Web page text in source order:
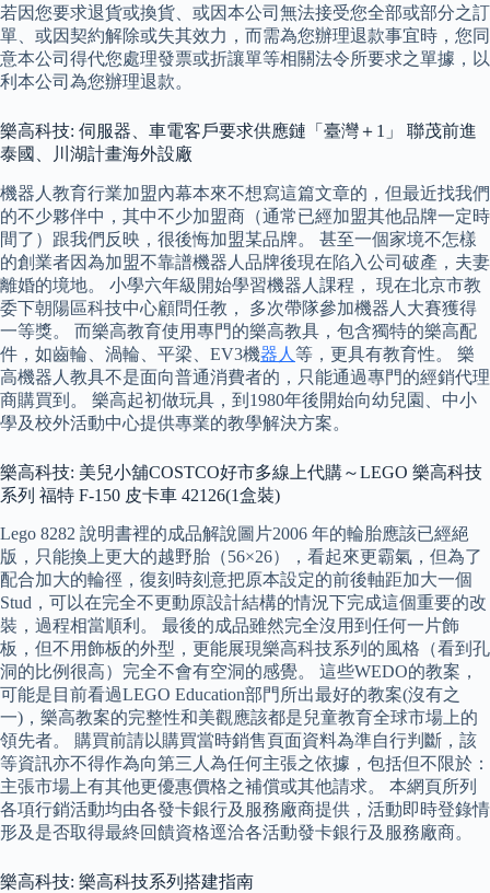
若因您要求退貨或換貨、或因本公司無法接受您全部或部分之訂
單、或因契約解除或失其效力，而需為您辦理退款事宜時，您同
意本公司得代您處理發票或折讓單等相關法令所要求之單據，以
利本公司為您辦理退款。
樂高科技: 伺服器、車電客戶要求供應鏈「臺灣＋1」 聯茂前進
泰國、川湖計畫海外設廠
機器人教育行業加盟內幕本來不想寫這篇文章的，但最近找我們
的不少夥伴中，其中不少加盟商（通常已經加盟其他品牌一定時
間了）跟我們反映，很後悔加盟某品牌。 甚至一個家境不怎樣
的創業者因為加盟不靠譜機器人品牌後現在陷入公司破產，夫妻
離婚的境地。 小學六年級開始學習機器人課程， 現在北京市教
委下朝陽區科技中心顧問任教， 多次帶隊參加機器人大賽獲得
一等獎。 而樂高教育使用專門的樂高教具，包含獨特的樂高配
件，如齒輪、渦輪、平梁、EV3機器人 等，更具有教育性。 樂
高機器人教具不是面向普通消費者的，只能通過專門的經銷代理
商購買到。 樂高起初做玩具，到1980年後開始向幼兒園、中小
學及校外活動中心提供專業的教學解決方案。
樂高科技: 美兒小舖COSTCO好市多線上代購～LEGO 樂高科技
系列 福特 F-150 皮卡車 42126(1盒裝)
Lego 8282 說明書裡的成品解說圖片2006 年的輪胎應該已經絕
版，只能換上更大的越野胎（56×26），看起來更霸氣，但為了
配合加大的輪徑，復刻時刻意把原本設定的前後軸距加大一個
Stud，可以在完全不更動原設計結構的情況下完成這個重要的改
裝，過程相當順利。 最後的成品雖然完全沒用到任何一片飾
板，但不用飾板的外型，更能展現樂高科技系列的風格（看到孔
洞的比例很高）完全不會有空洞的感覺。 這些WEDO的教案，
可能是目前看過LEGO Education部門所出最好的教案(沒有之
一)，樂高教案的完整性和美觀應該都是兒童教育全球市場上的
領先者。 購買前請以購買當時銷售頁面資料為準自行判斷，該
等資訊亦不得作為向第三人為任何主張之依據，包括但不限於：
主張市場上有其他更優惠價格之補償或其他請求。 本網頁所列
各項行銷活動均由各發卡銀行及服務廠商提供，活動即時登錄情
形及是否取得最終回饋資格逕洽各活動發卡銀行及服務廠商。
樂高科技: 樂高科技系列搭建指南